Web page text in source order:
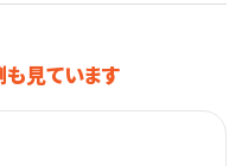
も見ています